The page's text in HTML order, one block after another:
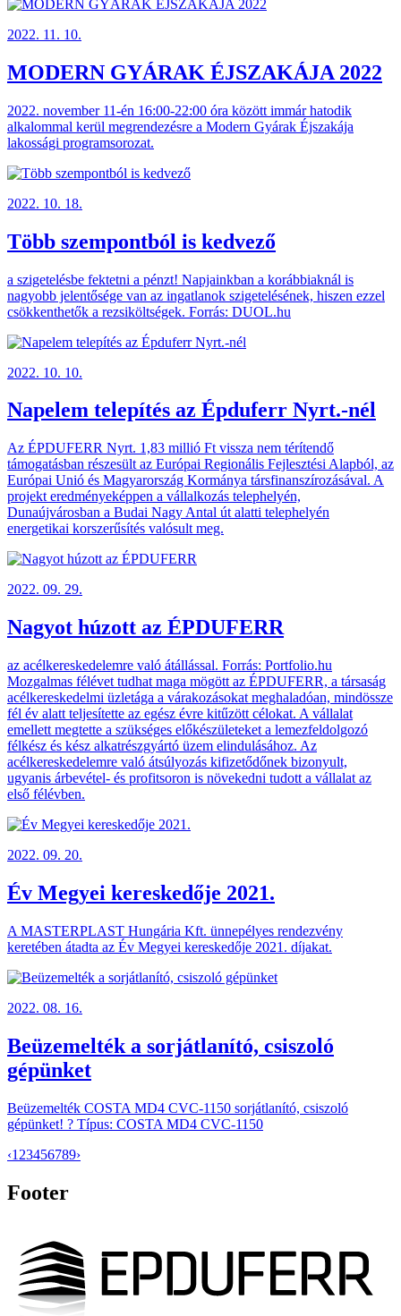
2022. 11. 10.
MODERN GYÁRAK ÉJSZAKÁJA 2022
2022. november 11-én 16:00-22:00 óra között immár hatodik
alkalommal kerül megrendezésre a Modern Gyárak Éjszakája
lakossági programsorozat.
2022. 10. 18.
Több szempontból is kedvező
a szigetelésbe fektetni a pénzt! Napjainkban a korábbiaknál is
nagyobb jelentősége van az ingatlanok szigetelésének, hiszen ezzel
csökkenthetők a rezsiköltségek. Forrás: DUOL.hu
2022. 10. 10.
Napelem telepítés az Épduferr Nyrt.-nél
Az ÉPDUFERR Nyrt. 1,83 millió Ft vissza nem térítendő
támogatásban részesült az Európai Regionális Fejlesztési Alapból, az
Európai Unió és Magyarország Kormánya társfinanszírozásával. A
projekt eredményeképpen a vállalkozás telephelyén,
Dunaújvárosban a Budai Nagy Antal út alatti telephelyén
energetikai korszerűsítés valósult meg.
2022. 09. 29.
Nagyot húzott az ÉPDUFERR
az acélkereskedelemre való átállással. Forrás: Portfolio.hu
Mozgalmas félévet tudhat maga mögött az ÉPDUFERR, a társaság
acélkereskedelmi üzletága a várakozásokat meghaladóan, mindössze
fél év alatt teljesítette az egész évre kitűzött célokat. A vállalat
emellett megtette a szükséges előkészületeket a lemezfeldolgozó
félkész és kész alkatrészgyártó üzem elindulásához. Az
acélkereskedelemre való átsúlyozás kifizetődőnek bizonyult,
ugyanis árbevétel- és profitsoron is növekedni tudott a vállalat az
első félévben.
2022. 09. 20.
Év Megyei kereskedője 2021.
A MASTERPLAST Hungária Kft. ünnepélyes rendezvény
keretében átadta az Év Megyei kereskedője 2021. díjakat.
2022. 08. 16.
Beüzemelték a sorjátlanító, csiszoló
gépünket
Beüzemelték COSTA MD4 CVC-1150 sorjátlanító, csiszoló
gépünket! ? Típus: COSTA MD4 CVC-1150
‹1 23456789›
Footer